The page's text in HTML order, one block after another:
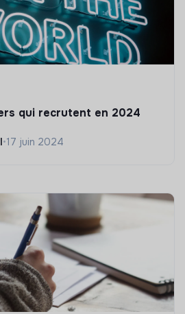
qui recrutent en 2024
•17 juin 2024